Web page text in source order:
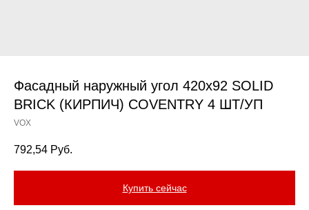
Фасадный наружный угол 420x92 SOLID
BRICK (КИРПИЧ) COVENTRY 4 ШТ/УП
VOX
792,54 Руб.
Купить сейчас